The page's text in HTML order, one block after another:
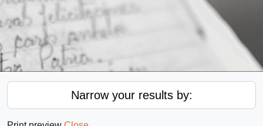
Narrow your results by: